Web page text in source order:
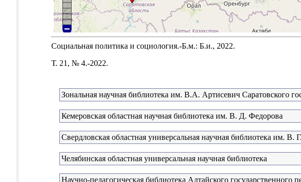
Социальная политика и социология.-Б.м.: Б.и., 2022.
Т. 21, № 4.-2022.
Зональная научная библиотека им. В.А. Артисевич Саратовского
Кемеровская областная научная библиотека им. В. Д. Федорова
Свердловская областная универсальная научная библиотека им. В.
Челябинская областная универсальная научная библиотека
Научно-педагогическая библиотека Алтайского государственного